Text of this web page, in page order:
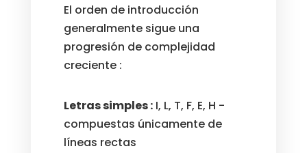
El orden de introducción
generalmente sigue una
progresión de complejidad
creciente :
Letras simples :I, L, T, F, E, H -
compuestas únicamente de
líneas rectas